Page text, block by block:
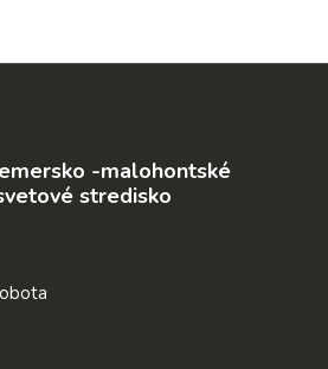
-malohontské
stredisko